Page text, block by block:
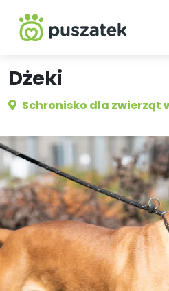
Dżeki
Schronisko dla zwierząt